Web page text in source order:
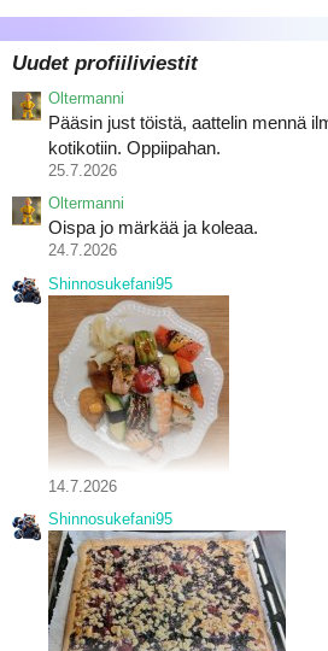
Uudet profiiliviestit
Oltermanni
Pääsin just töistä, aattelin mennä
kotikotiin. Oppiipahan.
25.7.2026
Oltermanni
Oispa jo märkää ja koleaa.
24.7.2026
Shinnosukefani95
14.7.2026
Shinnosukefani95